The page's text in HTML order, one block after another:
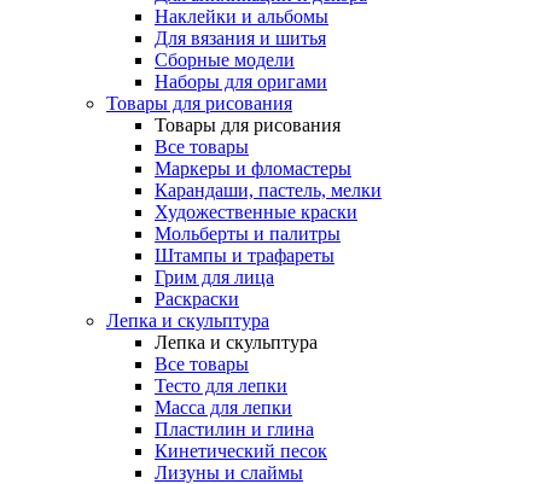
Наклейки и альбомы
Для вязания и шитья
Сборные модели
Наборы для оригами
Товары для рисования
Товары для рисования
Все товары
Маркеры и фломастеры
Карандаши, пастель, мелки
Художественные краски
Мольберты и палитры
Штампы и трафареты
Грим для лица
Раскраски
Лепка и скульптура
Лепка и скульптура
Все товары
Тесто для лепки
Масса для лепки
Пластилин и глина
Кинетический песок
Лизуны и слаймы